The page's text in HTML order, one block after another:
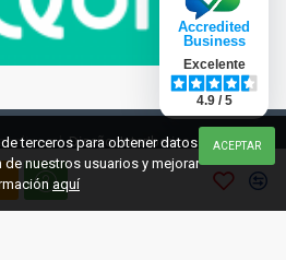
Diseño: InterIberica ACEPTAR
terceros para obtener datos
nuestros usuarios y mejorar
aquí
Accredited
Business
Excelente
4.9 / 5